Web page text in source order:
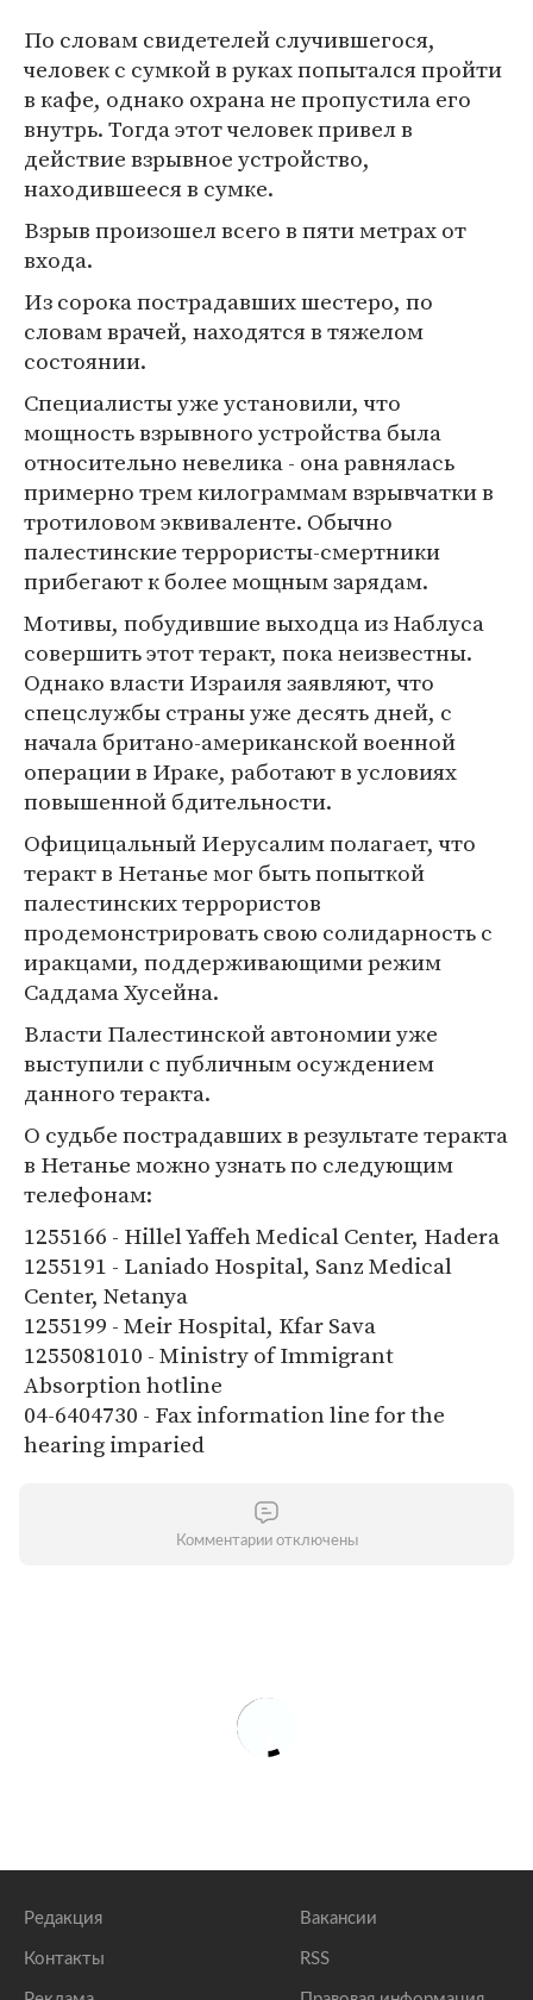
По словам свидетелей случившегося,
человек с сумкой в руках попытался пройти
в кафе, однако охрана не пропустила его
внутрь. Тогда этот человек привел в
действие взрывное устройство,
находившееся в сумке.
Взрыв произошел всего в пяти метрах от
входа.
Из сорока пострадавших шестеро, по
словам врачей, находятся в тяжелом
состоянии.
Специалисты уже установили, что
мощность взрывного устройства была
относительно невелика - она равнялась
примерно трем килограммам взрывчатки в
тротиловом эквиваленте. Обычно
палестинские террористы-смертники
прибегают к более мощным зарядам.
Мотивы, побудившие выходца из Наблуса
совершить этот теракт, пока неизвестны.
Однако власти Израиля заявляют, что
спецслужбы страны уже десять дней, с
начала британо-американской военной
операции в Ираке, работают в условиях
повышенной бдительности.
Официцальный Иерусалим полагает, что
теракт в Нетанье мог быть попыткой
палестинских террористов
продемонстрировать свою солидарность с
иракцами, поддерживающими режим
Саддама Хусейна.
Власти Палестинской автономии уже
выступили с публичным осуждением
данного теракта.
О судьбе пострадавших в результате теракта
в Нетанье можно узнать по следующим
телефонам:
1255166 - Hillel Yaffeh Medical Center, Hadera
1255191 - Laniado Hospital, Sanz Medical
Center, Netanya
1255199 - Meir Hospital, Kfar Sava
1255081010 - Ministry of Immigrant
Absorption hotline
04-6404730 - Fax information line for the
hearing imparied
Комментарии отключены
Редакция
Контакты
Вакансии
RSS